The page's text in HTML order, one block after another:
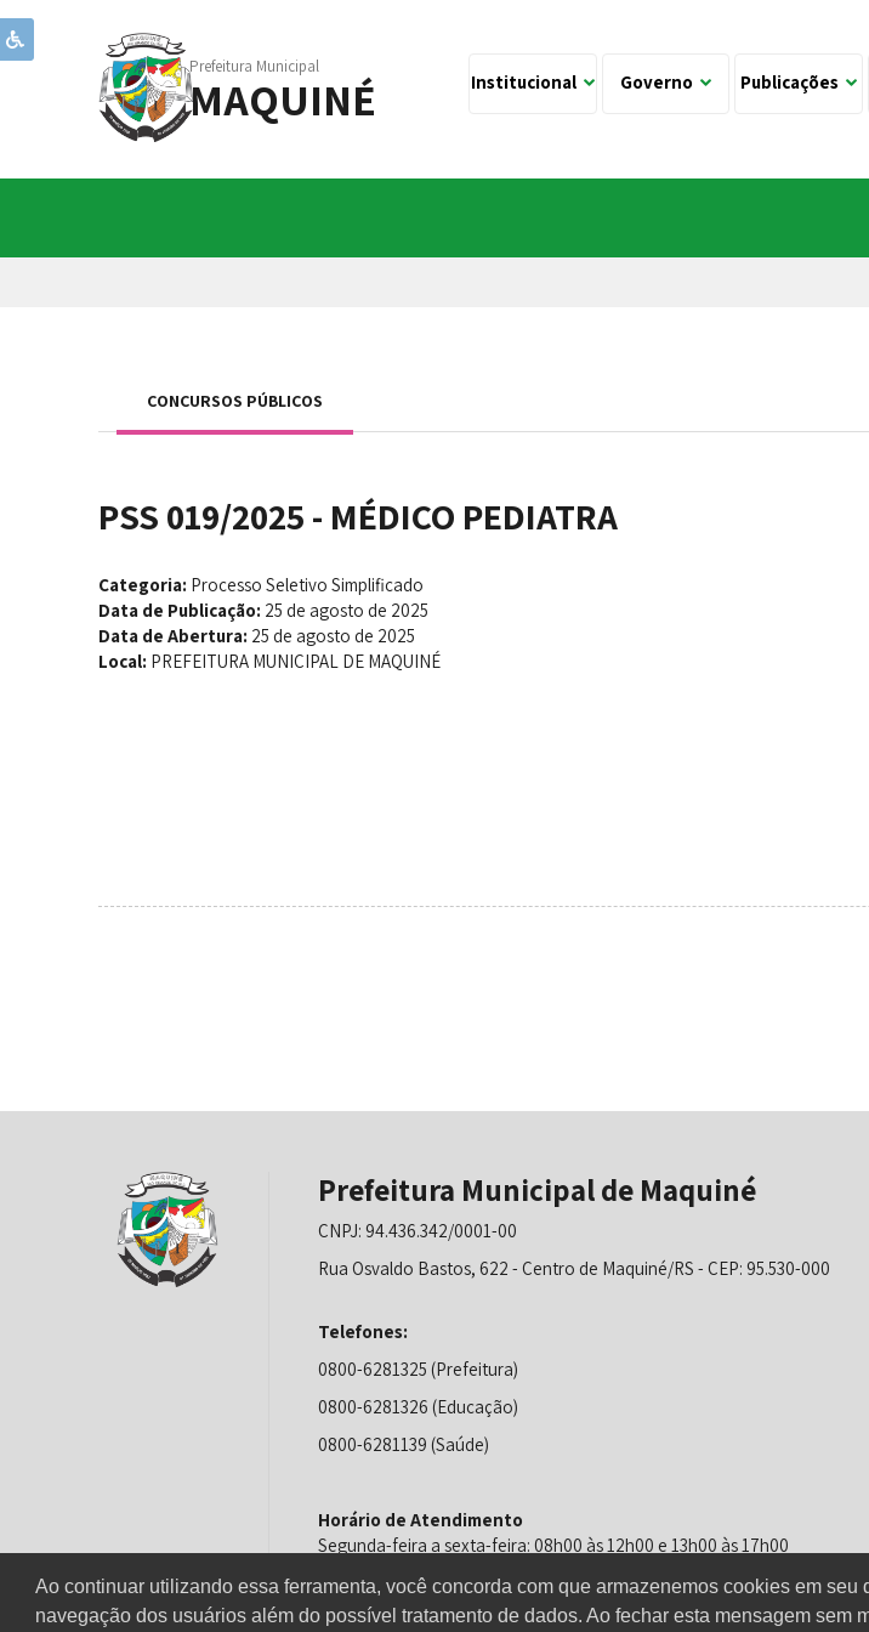
Ao continuar utilizando essa ferramenta, você concorda com que armazenemos cookies em
navegação dos usuários além do possível tratamento de dados. Ao fechar esta mensagem sem
Prefeitura Municipal
MAQUINÉ Institucional Governo Publicações
CONCURSOS PÚBLICOS
PSS 019/2025 - MÉDICO PEDIATRA
Categoria: Processo Seletivo Simplificado
Data de Publicação: 25 de agosto de 2025
Data de Abertura: 25 de agosto de 2025
Local: PREFEITURA MUNICIPAL DE MAQUINÉ
Prefeitura Municipal de Maquiné
CNPJ: 94.436.342/0001-00
Rua Osvaldo Bastos, 622 - Centro de Maquiné/RS - CEP: 95.530-000
Telefones:
0800-6281325 (Prefeitura)
0800-6281326 (Educação)
0800-6281139 (Saúde)
Horário de Atendimento
Segunda-feira a sexta-feira: 08h00 às 12h00 e 13h00 às 17h00